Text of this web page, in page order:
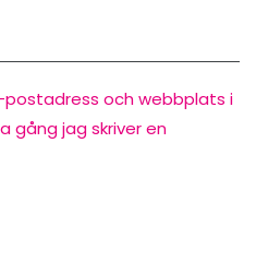
och webbplats i
gång jag skriver en